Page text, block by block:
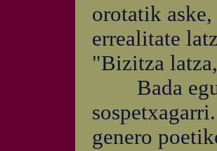
orotatik
errealitate
"Bizitza
Bada
genero